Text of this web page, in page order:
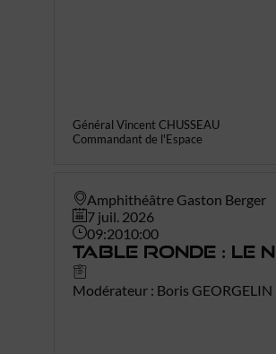
Général VincentCHUSSEAU
Commandant de l'Espace
Amphithéâtre Gaston Berger
7 juil. 2026
09:2010:00
Table ronde : Le
Modérateur : Boris